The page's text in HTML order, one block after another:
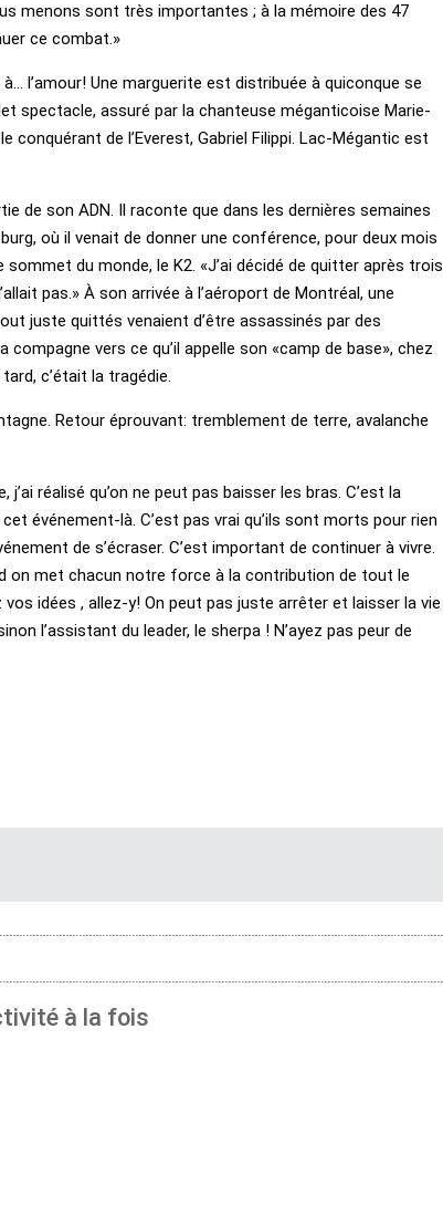
menons sont très importantes ; à la mémoire des 47
ce combat.»
l’amour! Une marguerite est distribuée à quiconque se
spectacle, assuré par la chanteuse méganticoise Marie-
conquérant de l’Everest, Gabriel Filippi. Lac-Mégantic est
de son ADN. Il raconte que dans les dernières semaines
où il venait de donner une conférence, pour deux mois
du monde, le K2. «J’ai décidé de quitter après trois
pas.» À son arrivée à l’aéroport de Montréal, une
juste quittés venaient d’être assassinés par des
vers ce qu’il appelle son «camp de base», chez
c’était la tragédie.
Retour éprouvant: tremblement de terre, avalanche
réalisé qu’on ne peut pas baisser les bras. C’est la
événement-là. C’est pas vrai qu’ils sont morts pour rien
de s’écraser. C’est important de continuer à vivre.
on met chacun notre force à la contribution de tout le
idées , allez-y! On peut pas juste arrêter et laisser la vie
l’assistant du leader, le sherpa ! N’ayez pas peur de
à la fois